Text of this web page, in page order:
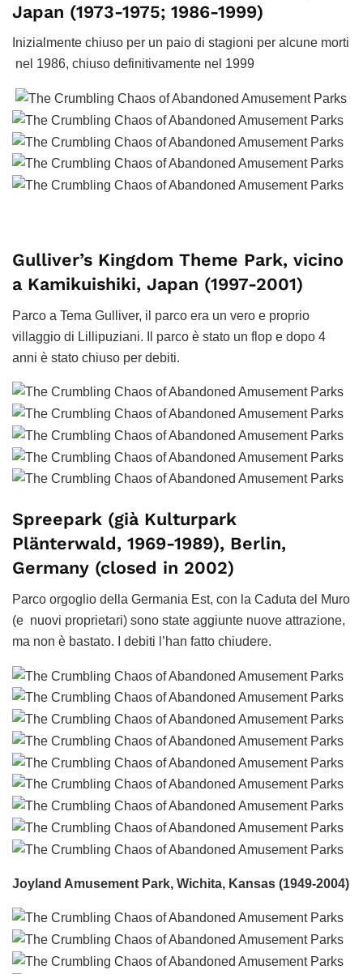
Japan (1973-1975; 1986-1999)
Inizialmente chiuso per un paio di stagioni per alcune morti
nel 1986, chiuso definitivamente nel 1999
Gulliver’s Kingdom Theme Park, vicino
a Kamikuishiki, Japan (1997-2001)
Parco a Tema Gulliver, il parco era un vero e proprio
villaggio di Lillipuziani. Il parco è stato un flop e dopo 4
anni è stato chiuso per debiti.
Spreepark (già Kulturpark
Plänterwald, 1969-1989), Berlin,
Germany (closed in 2002)
Parco orgoglio della Germania Est, con la Caduta del Muro
(e nuovi proprietari) sono state aggiunte nuove attrazione,
ma non è bastato. I debiti l’han fatto chiudere.
Joyland Amusement Park, Wichita, Kansas (1949-2004)